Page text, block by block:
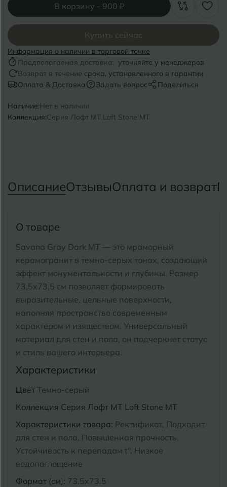
В корзину - 900 ₽
Купить сейчас
Информация о наличии в торговой точке
Предполагаемая доставка: уточняйте у менеджеров
Возврат в течение срока, установленного в гарантии
Оплата & Доставка
Задать вопрос Поделиться
Наличие:Нет в наличии
Коллекция:Серия Лофт MT Loft Stone MT
ОписаниеОтзывыОплата и возврат
О товаре
Savana Gray Dark MT — это мраморный
керамогранит в темно-серых тонах, создающий
эффект монументальности и глубины. Размер
73,5x73,5 см позволяет формировать
выразительные, цельные поверхности,
наполняя пространство современным
характером и изяществом. Универсальный
материал для стен и пола, он подчеркнет статус
и стиль вашего интерьера.
Характеристики
Цвет Темно-серый
Коллекция Серия Лофт MT Loft Stone MT
Характеристики товара: Ректификат, Подходит
для стен и пола, Повышенная прочность,
Устойчивость к перепадам t°, Низкое
водопоглощение
Формат (см): 73.5x73.5
Г Геленджик
Грозный
Д Дмитровград
Ижевск
Казань
Кемерово
Ковров
Кострома
Котлас
Краснодар
Курган
Магнитогорск
Сосновый Бор
Сочи
Ставрополь
Сыктывкар
Т Таганрог
Тула
Тюмень
У Улан-Удэ
Ульяновск
Ч Чебоксары
Челябинск